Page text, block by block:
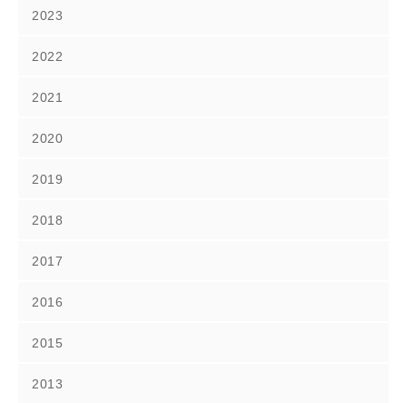
2023
2022
2021
2020
2019
2018
2017
2016
2015
2013